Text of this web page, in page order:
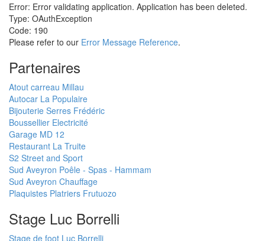
Error: Error validating application. Application has been deleted.
Type: OAuthException
Code: 190
Please refer to our Error Message Reference.
Partenaires
Atout carreau Millau
Autocar La Populaire
Bijouterie Serres Frédéric
Boussellier Electricité
Garage MD 12
Restaurant La Truite
S2 Street and Sport
Sud Aveyron Poêle - Spas - Hammam
Sud Aveyron Chauffage
Plaquistes Platriers Frutuozo
Stage Luc Borrelli
Stage de foot Luc Borrelli